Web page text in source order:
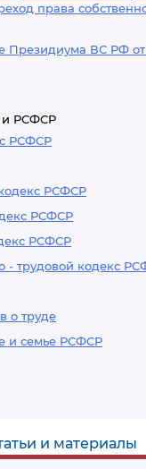
права
Президиума ВС РФ от
и РСФСР
РСФСР
РСФСР
РСФСР
РСФСР
- трудовой кодекс
о труде
и семье РСФСР
и материалы